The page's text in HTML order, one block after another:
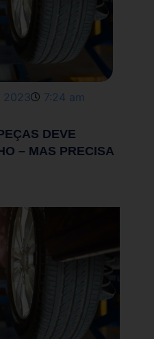
2023 7:24 am
DEVE
– MAS PRECISA